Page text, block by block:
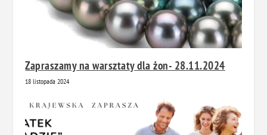
Zapraszamy na warsztaty dla żon- 28.11.2024
18 listopada 2024